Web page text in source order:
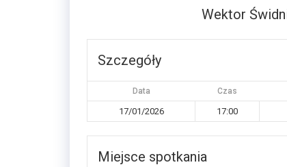
Wektor
Szczegóły
Data Czas
17/01/2026 17:00
Miejsce spotkania